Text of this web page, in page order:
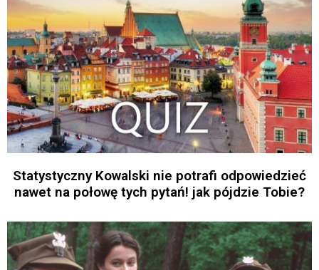
Statystyczny Kowalski nie potrafi odpowiedzieć
nawet na połowę tych pytań! jak pójdzie Tobie?